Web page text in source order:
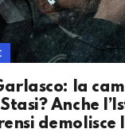
la
Anche
demolisce